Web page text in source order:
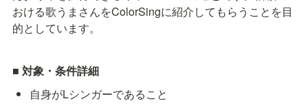
おける歌うまさんをColorSingに紹介してもらうことを目
的としています。
■ 対象・条件詳細
自身がLシンガーであること